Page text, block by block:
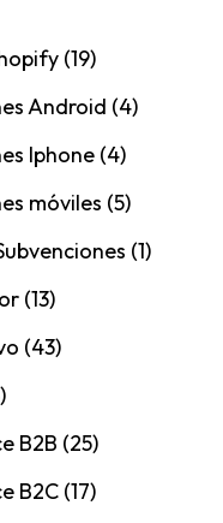
(19)
Android (4)
Iphone (4)
móviles (5)
(1)
(13)
(43)
B2B (25)
B2C (17)